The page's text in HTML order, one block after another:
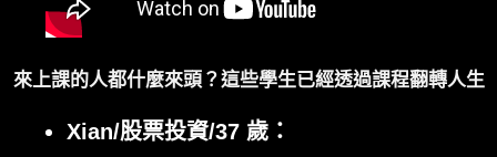
來上課的人都什麼來頭？這些學生已經透過課程翻轉人生
Xian/股票投資/37 歲：